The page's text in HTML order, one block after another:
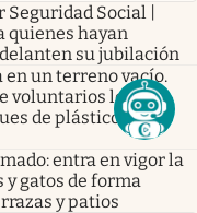
Seguridad Social |
quienes hayan
su jubilación
en un terreno vacío.
voluntarios le
de plástico
entra en vigor la
gatos de forma
y patios